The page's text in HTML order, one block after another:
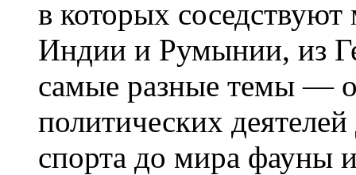
в которых
Индии и Румынии, из
самые разные темы —
политических
спорта до мира фауны